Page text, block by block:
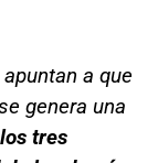
a que
genera una
tres